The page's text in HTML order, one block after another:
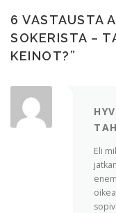
6 VASTAUSTA
SOKERISTA –
KEINOT?”
Eli